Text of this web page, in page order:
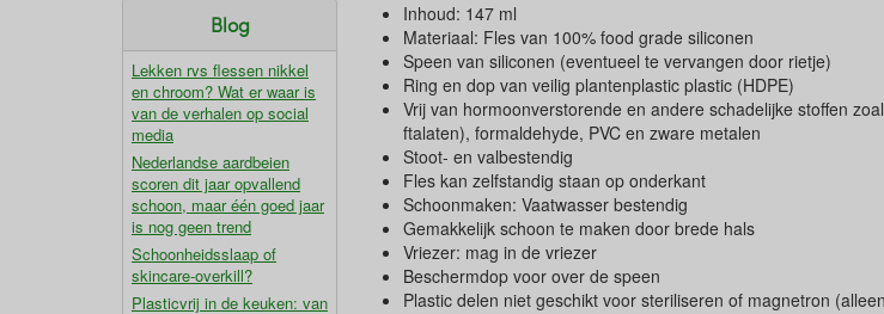
Blog
Lekken rvs flessen nikkel
en chroom? Wat er waar is
van de verhalen op social
media
Nederlandse aardbeien
scoren dit jaar opvallend
schoon, maar één goed jaar
is nog geen trend
Schoonheidsslaap of
skincare-overkill?
Plasticvrij in de keuken: van
Inhoud: 147 ml
Materiaal: Fles van 100% food grade siliconen
Speen van siliconen (eventueel te vervangen door rietje)
Ring en dop van veilig plantenplastic plastic (HDPE)
Vrij van hormoonverstorende en andere schadelijke stoffen
ftalaten), formaldehyde, PVC en zware metalen
Stoot- en valbestendig
Fles kan zelfstandig staan op onderkant
Schoonmaken: Vaatwasser bestendig
Gemakkelijk schoon te maken door brede hals
Vriezer: mag in de vriezer
Beschermdop voor over de speen
Plastic delen niet geschikt voor steriliseren of magnetron